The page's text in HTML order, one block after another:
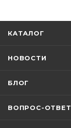
КАТАЛОГ
НОВОСТИ
БЛОГ
ВОПРОС-ОТВЕТ